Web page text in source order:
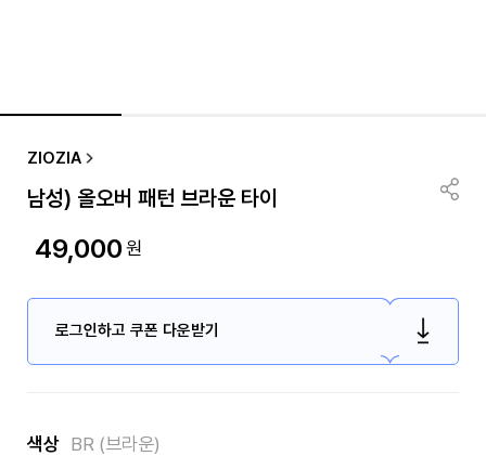
ZIOZIA
남성) 올오버 패턴 브라운 타이
49,000원
로그인하고 쿠폰 다운받기
색상 BR (브라운)